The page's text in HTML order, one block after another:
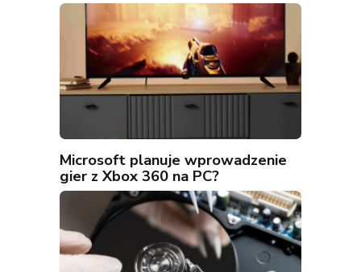
Microsoft planuje wprowadzenie
gier z Xbox 360 na PC?